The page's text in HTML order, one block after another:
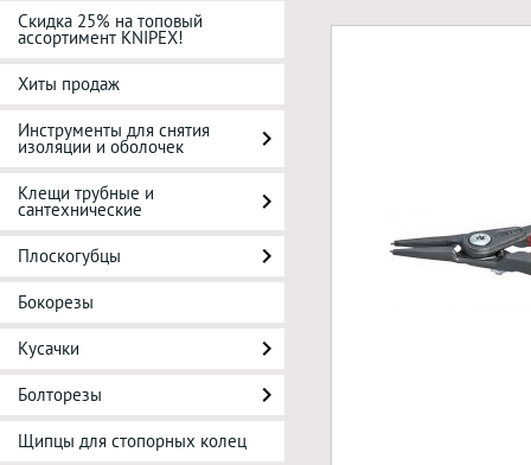
Скидка 25% на топовый
ассортимент KNIPEX!
Хиты продаж
Инструменты для снятия
изоляции и оболочек
Клещи трубные и
сантехнические
Плоскогубцы
Бокорезы
Кусачки
Болторезы
Щипцы для стопорных колец